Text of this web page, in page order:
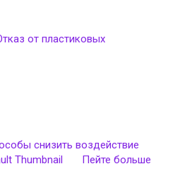
от пластиковых
снизить воздействие
Пейте больше